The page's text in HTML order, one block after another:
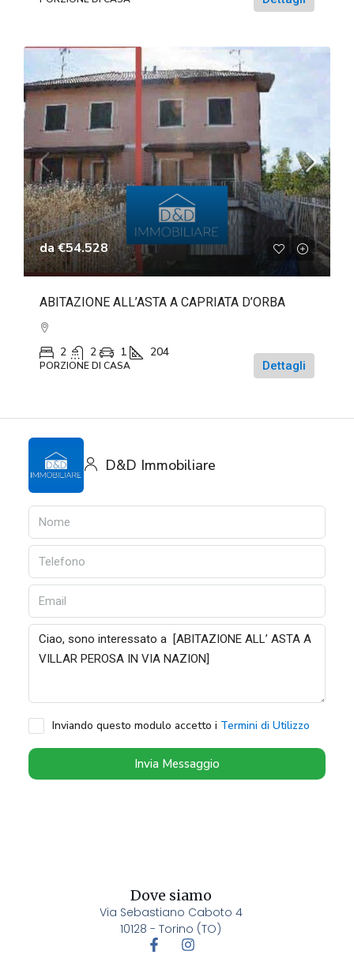
da€54.528
ABITAZIONE ALL’ASTA A CAPRIATA D’ORBA
2 2 1 204
PORZIONE DI CASA Dettagli
D&D Immobiliare
Inviando questo modulo accetto i Termini di Utilizzo
Invia Messaggio
Dove siamo
Via Sebastiano Caboto 4
10128 - Torino (TO)